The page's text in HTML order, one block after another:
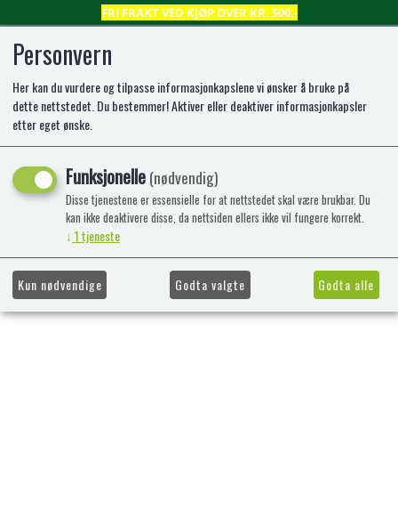
FRI FRAKT VED KJØP OVER KR. 500,-
0
Kunne ikke finne produktet
Forside
Personvern
Her kan du vurdere og tilpasse informasjonkapslene vi ønsker å bruke på
dette nettstedet. Du bestemmer! Aktiver eller deaktiver informasjonkapsler
etter eget ønske.
Funksjonelle(nødvendig)
Disse tjenestene er essensielle for at nettstedet skal være brukbar. Du
kan ikke deaktivere disse, da nettsiden ellers ikke vil fungere korrekt.
↓ 1tjeneste
Kun nødvendige Godta valgte Godta alle